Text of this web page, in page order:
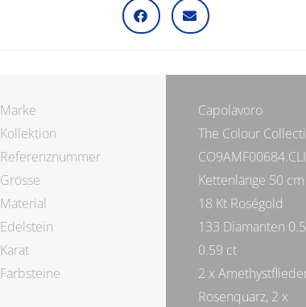
Marke
Capolavoro
Kollektion
The Colour
Referenznummer
Grösse
Kettenlänge 50 cm
Material
18 Kt Roségold
Edelstein
133 Diamanten
Karat
0.59 ct
Farbsteine
2 x
Rosenquarz, 2 x